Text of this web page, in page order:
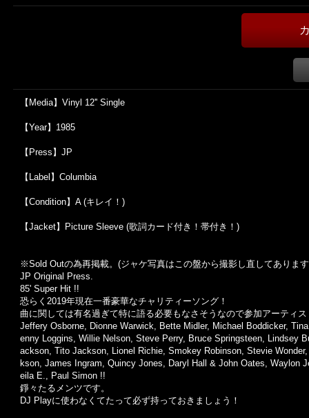
【Media】Vinyl 12'' Single
【Year】1985
【Press】JP
【Label】Columbia
【Condition】A (キレイ！)
【Jacket】Picture Sleeve (歌詞カード付き！帯付き！)
※Sold Outの為再掲載。 (ジャケ写真はこの盤から撮影し直してありま
JP Original Press.
85' Super Hit !!
恐らく2019年現在一番豪華なチャリティーソング！
曲に関しては有名過ぎて特に語る必要もなさそうなので参加アーティ
Jeffery Osborne, Dionne Warwick, Bette Midler, Michael Boddicker,
enny Loggins, Willie Nelson, Steve Perry, Bruce Springsteen, Lindsey
ackson, Tito Jackson, Lionel Richie, Smokey Robinson, Stevie Wonder
kson, James Ingram, Quincy Jones, Daryl Hall & John Oates, Waylon
eila E., Paul Simon !!
錚々たるメンツです。
DJ Playに使わなくてたって必ず持っておきましょう！